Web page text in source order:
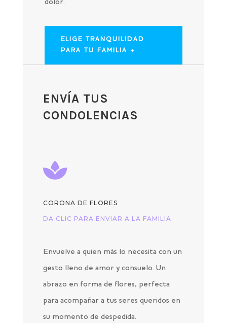
dolor.
ELIGE TRANQUILIDAD
PARA TU FAMILIA
ENVÍA TUS
CONDOLENCIAS

CORONA DE FLORES
DA CLIC PARA ENVIAR A LA FAMILIA
Envuelve a quien más lo necesita con un
gesto lleno de amor y consuelo. Un
abrazo en forma de flores, perfecta
para acompañar a tus seres queridos en
su momento de despedida.